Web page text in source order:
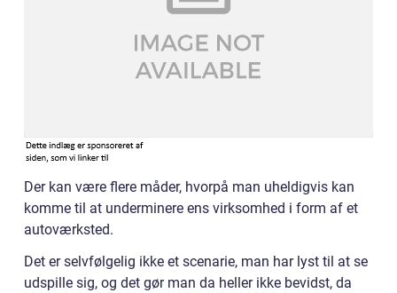
Der kan være flere måder, hvorpå man uheldigvis kan
komme til at underminere ens virksomhed i form af et
autoværksted.
Det er selvfølgelig ikke et scenarie, man har lyst til at se
udspille sig, og det gør man da heller ikke bevidst, da